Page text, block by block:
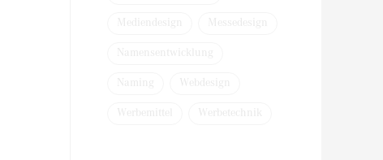
Mediendesign Messedesign
Namensentwicklung
Naming Webdesign